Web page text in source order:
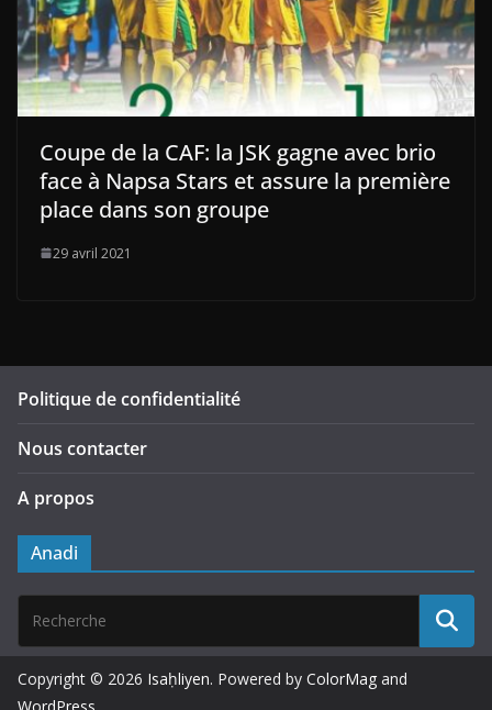
Coupe de la CAF: la JSK gagne avec brio
face à Napsa Stars et assure la première
place dans son groupe
29 avril 2021
Politique de confidentialité
Nous contacter
A propos
Anadi
Copyright © 2026 Isaḥliyen. Powered by ColorMag and